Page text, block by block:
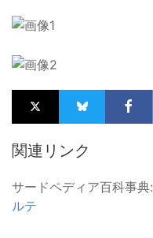
関連リンク
サードペディア百科事典:
ルテ